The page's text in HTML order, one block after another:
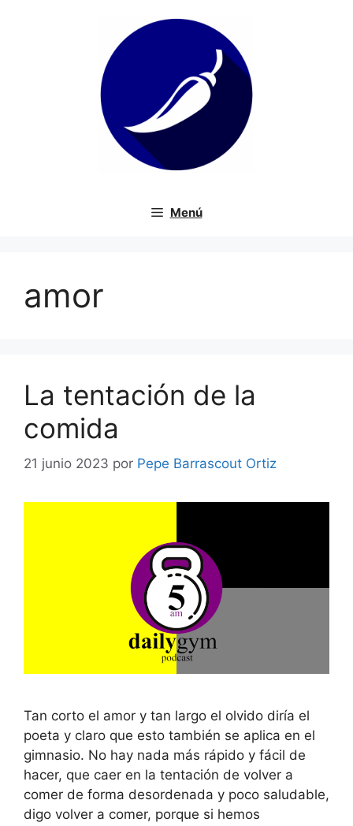
Menú
amor
La tentación de la
comida
21 junio 2023 por Pepe Barrascout Ortiz
Tan corto el amor y tan largo el olvido diría el
poeta y claro que esto también se aplica en el
gimnasio. No hay nada más rápido y fácil de
hacer, que caer en la tentación de volver a
comer de forma desordenada y poco saludable,
digo volver a comer, porque si hemos